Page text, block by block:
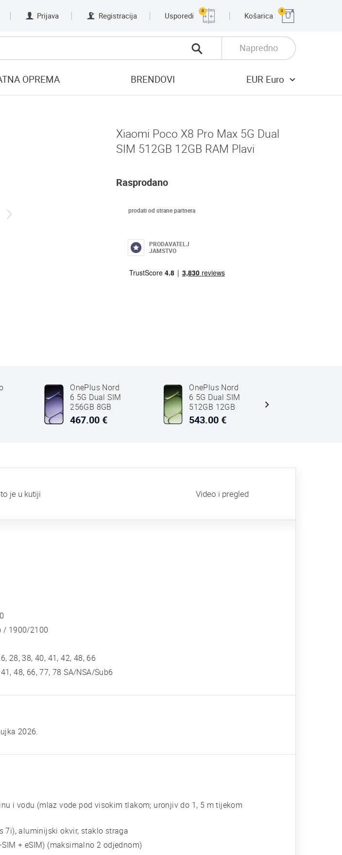
Prijava Registracija Usporedi
0
Košarica
0
Napredno
OPREMA BRENDOVI EUR Euro
Xiaomi Poco X8 Pro Max 5G Dual
SIM 512GB 12GB RAM Plavi
Rasprodano
prodati od strane partnera
PRODAVATELJ
JAMSTVO
OnePlus Nord
6 5G Dual SIM
256GB 8GB
RAM Crni
467.00 €
OnePlus Nord
6 5G Dual SIM
512GB 12GB
RAM Zeleni
543.00 €
je u kutiji Video i pregled
/ 1900/2100
28, 38, 40, 41, 42, 48, 66
48, 66, 77, 78 SA/NSA/Sub6
2026.
i vodu (mlaz vode pod visokim tlakom; uronjiv do 1, 5 m tijekom
7i), aluminijski okvir, staklo straga
+ eSIM) (maksimalno 2 odjednom)